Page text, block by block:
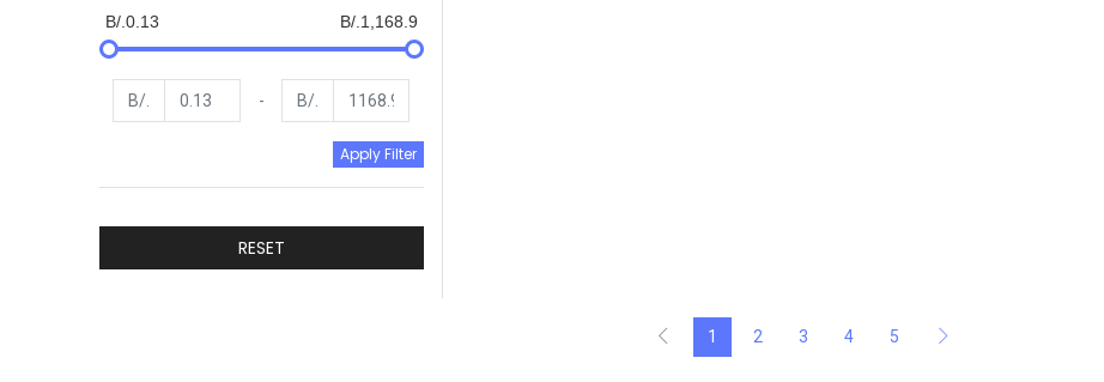
B/.0.13 B/.1,168.9
B/. - B/.
Apply Filter
RESET
1 2 3 4 5